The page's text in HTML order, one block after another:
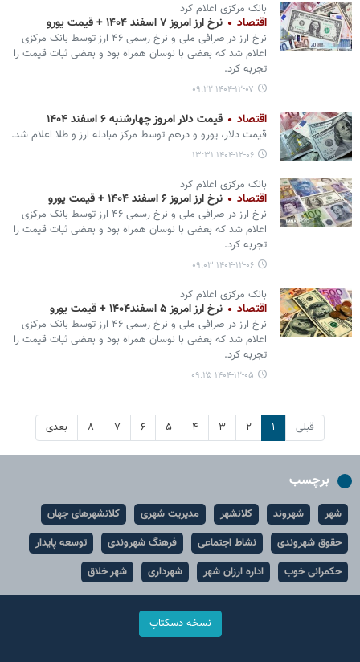
بانک مرکزی اعلام کرد
اقتصاد نرخ ارز امروز ۷ اسفند ۱۴۰۴ + قیمت یورو
نرخ ارز در صرافی ملی و نرخ رسمی ۴۶ ارز توسط بانک مرکزی
اعلام شد که بعضی با نوسان همراه بود و بعضی ثبات قیمت را
تجربه کرد.
۱۴۰۴-۱۲-۰۷ ۰۹:۲۲
اقتصاد قیمت دلار امروز چهارشنبه ۶ اسفند ۱۴۰۴
قیمت دلار، یورو و درهم توسط مرکز مبادله ارز و طلا اعلام شد.
۱۴۰۴-۱۲-۰۶ ۱۳:۳۱
بانک مرکزی اعلام کرد
اقتصاد نرخ ارز امروز ۶ اسفند ۱۴۰۴ + قیمت یورو
نرخ ارز در صرافی ملی و نرخ رسمی ۴۶ ارز توسط بانک مرکزی
اعلام شد که بعضی با نوسان همراه بود و بعضی ثبات قیمت را
تجربه کرد.
۱۴۰۴-۱۲-۰۶ ۰۹:۰۳
بانک مرکزی اعلام کرد
اقتصاد نرخ ارز امروز ۵ اسفند۱۴۰۴ + قیمت یورو
نرخ ارز در صرافی ملی و نرخ رسمی ۴۶ ارز توسط بانک مرکزی
اعلام شد که بعضی با نوسان همراه بود و بعضی ثبات قیمت را
تجربه کرد.
۱۴۰۴-۱۲-۰۵ ۰۹:۲۵
قبلی ۱ ۲ ۳ ۴ ۵ ۶ ۷ ۸ بعدی
برچسب
شهر شهروند کلانشهر مدیریت شهری
کلانشهرهای جهان
حقوق شهروندی
نشاط اجتماعی فرهنگ شهروندی
توسعه پایدار
حکمرانی خوب
اداره ارزان شهر شهرداری شهر خلاق
نسخه دسکتاپ